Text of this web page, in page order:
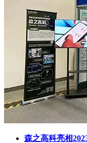
森之高科亮相